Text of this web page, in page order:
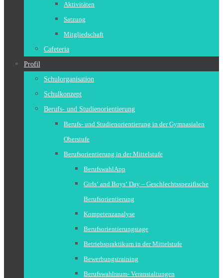
Aktivitäten
Satzung
Mitgliedschaft
Cafeteria
Profil
Schulorganisation
Schulkonzept
Berufs- und Studienorientierung
Berufs- und Studienorientierung in der Gymnasialen
Oberstufe
Berufsorientierung in der Mittelstufe
BerufswahlApp
Girls‘ and Boys‘ Day – Geschlechtsspezifische
Berufsorientierung
Kompetenzanalyse
Berufsorientierungstage
Betriebspraktikum in der Mittelstufe
Bewerbungstraining
Berufswahlraum- Veranstaltungen